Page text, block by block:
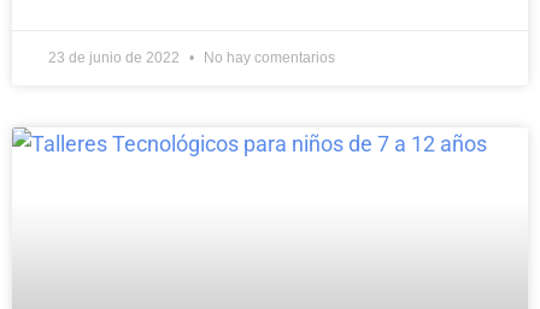
23 de junio de 2022 No hay comentarios